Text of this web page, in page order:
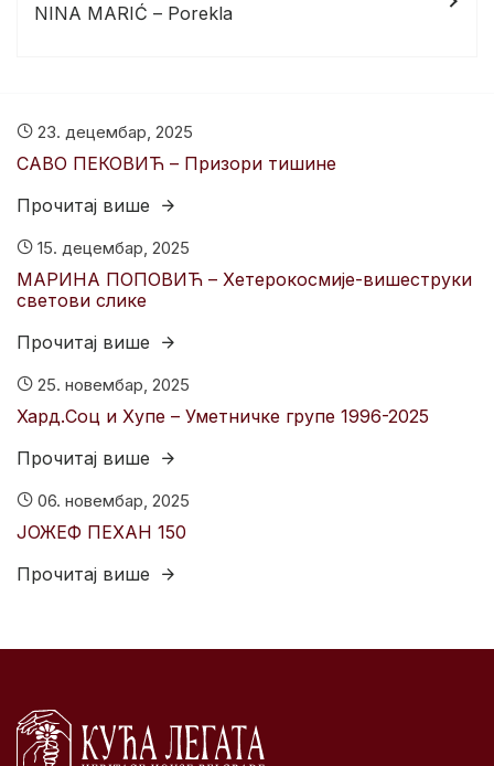
NINA MARIĆ – Porekla
23. децембар, 2025
САВО ПЕКОВИЋ – Призори тишине
Прочитај више
15. децембар, 2025
МАРИНА ПОПОВИЋ – Хетерокосмије-вишеструки
светови слике
Прочитај више
25. новембар, 2025
Хард.Соц и Хyпе – Уметничке групе 1996-2025
Прочитај више
06. новембар, 2025
ЈОЖЕФ ПЕХАН 150
Прочитај више